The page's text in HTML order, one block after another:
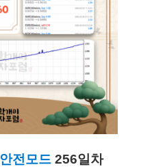
안전모드 256일차